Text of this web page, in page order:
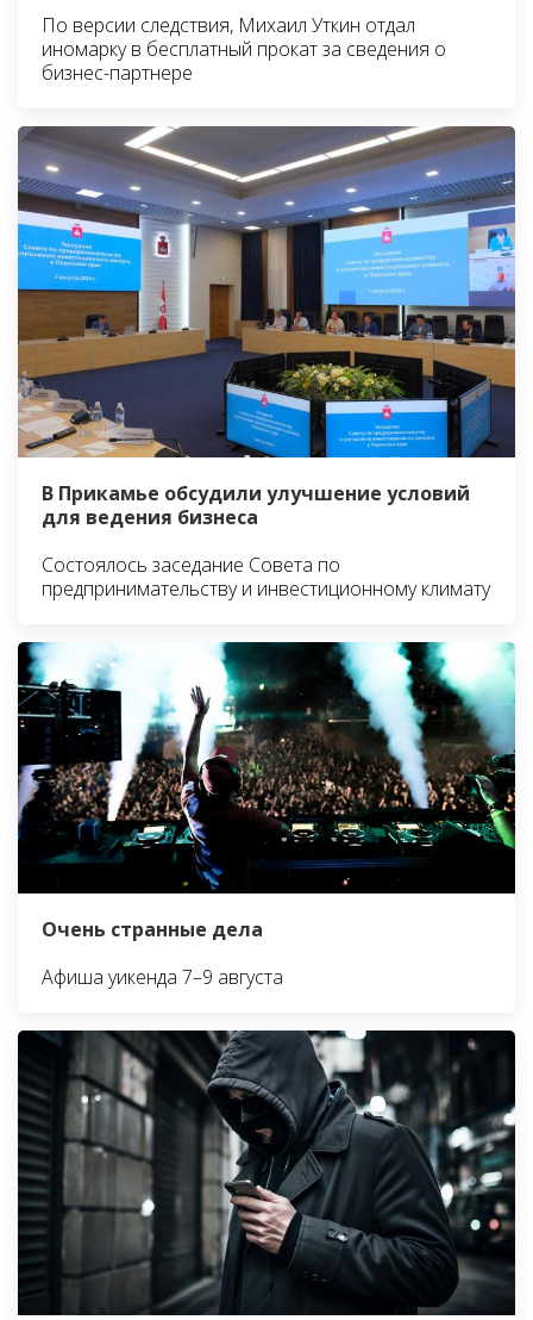
По версии следствия, Михаил Уткин отдал
иномарку в бесплатный прокат за сведения о
бизнес-партнере
В Прикамье обсудили улучшение условий
для ведения бизнеса
Состоялось заседание Совета по
предпринимательству и инвестиционному климату
Очень странные дела
Афиша уикенда 7–9 августа